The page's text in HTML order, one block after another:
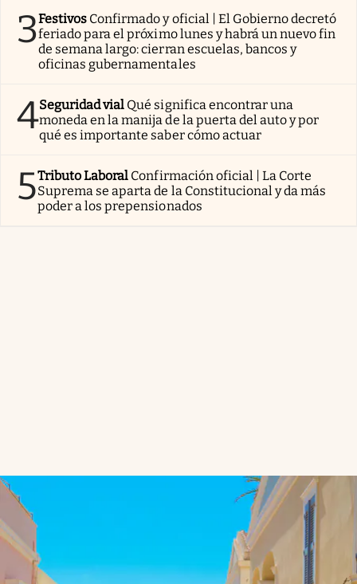
3Festivos Confirmado y oficial | El Gobierno decretó
feriado para el próximo lunes y habrá un nuevo fin
de semana largo: cierran escuelas, bancos y
oficinas gubernamentales
4Seguridad vial Qué significa encontrar una
moneda en la manija de la puerta del auto y por
qué es importante saber cómo actuar
5Tributo Laboral Confirmación oficial | La Corte
Suprema se aparta de la Constitucional y da más
poder a los prepensionados